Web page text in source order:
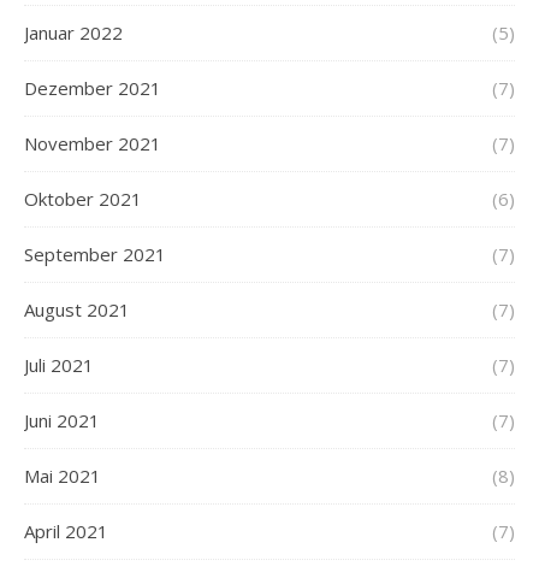
Januar 2022 (5)
Dezember 2021 (7)
November 2021 (7)
Oktober 2021 (6)
September 2021 (7)
August 2021 (7)
Juli 2021 (7)
Juni 2021 (7)
Mai 2021 (8)
April 2021 (7)